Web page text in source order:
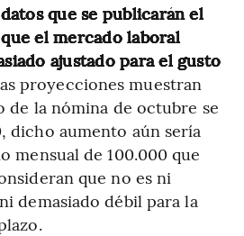
que se publicarán el
el mercado laboral
ajustado para el gusto
proyecciones muestran
de la nómina de octubre se
dicho aumento aún sería
mensual de 100.000 que
que no es ni
demasiado débil para la